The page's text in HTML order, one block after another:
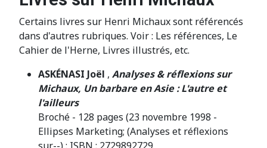
Certains livres sur Henri Michaux sont référencés
dans d'autres rubriques. Voir : Les références, Le
Cahier de l'Herne, Livres illustrés, etc.
ASKÉNASI Joël , Analyses & réflexions sur
Michaux, Un barbare en Asie : L'autre et
l'ailleurs
Broché - 128 pages (23 novembre 1998 -
Ellipses Marketing; (Analyses et réflexions